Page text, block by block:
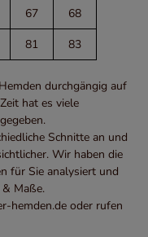
67
68
81 83
durchgängig auf
hat es viele
Schnitte an und
Wir haben die
für Sie analysiert und
Maße.
hemden.deoder rufen